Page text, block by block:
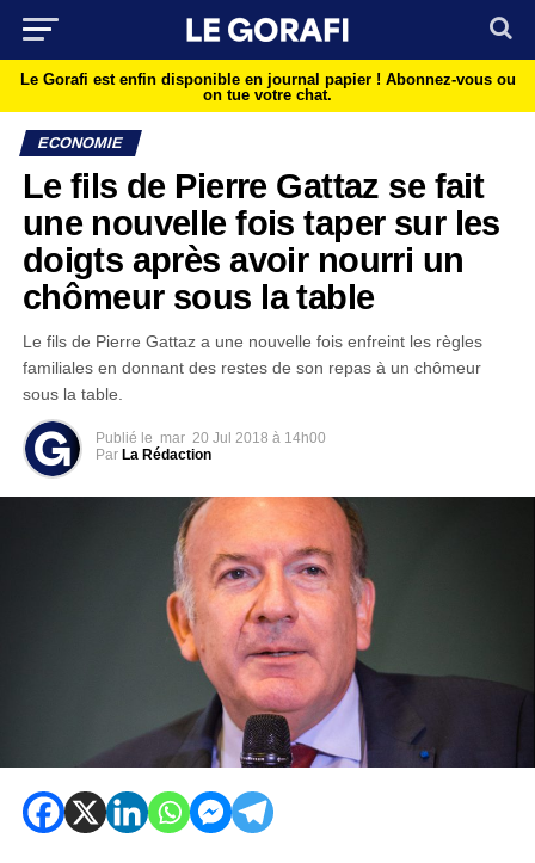
Le Gorafi est enfin disponible en journal papier ! Abonnez-vous ou
on tue votre chat.
ECONOMIE
Le fils de Pierre Gattaz se fait
une nouvelle fois taper sur les
doigts après avoir nourri un
chômeur sous la table
Le fils de Pierre Gattaz a une nouvelle fois enfreint les règles
familiales en donnant des restes de son repas à un chômeur
sous la table.
Publié le mar 20 Jul 2018 à 14h00
Par La Rédaction